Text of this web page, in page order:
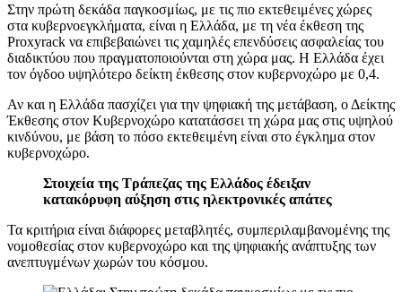
Στην πρώτη δεκάδα παγκοσμίως, με τις πιο εκτεθειμένες χώρες
στα κυβερνοεγκλήματα, είναι η Ελλάδα, με τη νέα έκθεση της
Proxyrack να επιβεβαιώνει τις χαμηλές επενδύσεις ασφαλείας του
διαδικτύου που πραγματοποιούνται στη χώρα μας. Η Ελλάδα έχει
τον όγδοο υψηλότερο δείκτη έκθεσης στον κυβερνοχώρο με 0,4.
Αν και η Ελλάδα πασχίζει για την ψηφιακή της μετάβαση, ο Δείκτης
Έκθεσης στον Κυβερνοχώρο κατατάσσει τη χώρα μας στις υψηλού
κινδύνου, με βάση το πόσο εκτεθειμένη είναι στο έγκλημα στον
κυβερνοχώρο.
Στοιχεία της Τράπεζας της Ελλάδος έδειξαν
κατακόρυφη αύξηση στις ηλεκτρονικές απάτες
Τα κριτήρια είναι διάφορες μεταβλητές, συμπεριλαμβανομένης της
νομοθεσίας στον κυβερνοχώρο και της ψηφιακής ανάπτυξης των
ανεπτυγμένων χωρών του κόσμου.